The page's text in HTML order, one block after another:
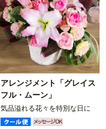
アレンジメント「グレイス
フル・ムーン」
気品溢れる花々を特別な日に